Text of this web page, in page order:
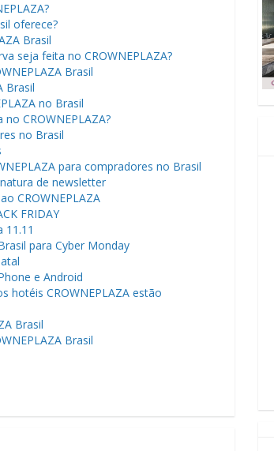
oferece?
Brasil
seja feita no CROWNEPLAZA?
Brasil
Brasil
no Brasil
CROWNEPLAZA?
no Brasil
para compradores no Brasil
de newsletter
CROWNEPLAZA
FRIDAY
11.11
para Cyber ​​Monday
e Android
hotéis CROWNEPLAZA estão
Brasil
Brasil